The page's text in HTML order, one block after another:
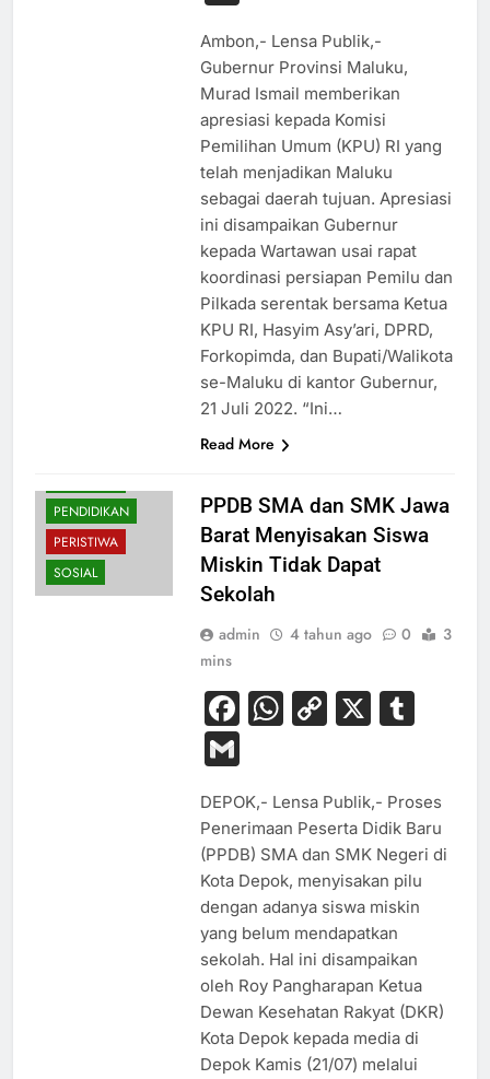
Ambon,- Lensa Publik,-
Gubernur Provinsi Maluku,
Murad Ismail memberikan
apresiasi kepada Komisi
Pemilihan Umum (KPU) RI yang
telah menjadikan Maluku
sebagai daerah tujuan. Apresiasi
ini disampaikan Gubernur
kepada Wartawan usai rapat
koordinasi persiapan Pemilu dan
Pilkada serentak bersama Ketua
KPU RI, Hasyim Asy’ari, DPRD,
Forkopimda, dan Bupati/Walikota
se-Maluku di kantor Gubernur,
21 Juli 2022. “Ini…
Read More
PENDIDIKAN
PERISTIWA
SOSIAL
PPDB SMA dan SMK Jawa
Barat Menyisakan Siswa
Miskin Tidak Dapat
Sekolah
admin 4 tahun ago 0
3
mins
Facebook
WhatsApp
Copy
X
Gmail
DEPOK,- Lensa Publik,- Proses
Penerimaan Peserta Didik Baru
(PPDB) SMA dan SMK Negeri di
Kota Depok, menyisakan pilu
dengan adanya siswa miskin
yang belum mendapatkan
sekolah. Hal ini disampaikan
oleh Roy Pangharapan Ketua
Dewan Kesehatan Rakyat (DKR)
Kota Depok kepada media di
Depok Kamis (21/07) melalui